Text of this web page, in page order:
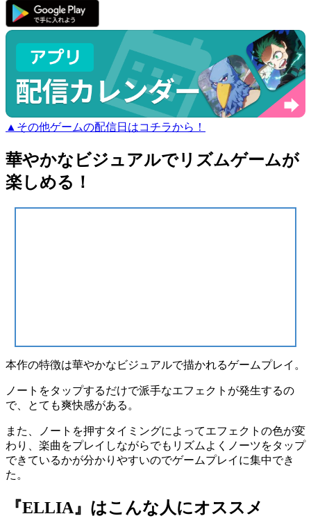
▲その他ゲームの配信日はコチラから！
華やかなビジュアルでリズムゲームが
楽しめる！
本作の特徴は華やかなビジュアルで描かれるゲームプレイ 。
ノートをタップするだけで派手なエフェクトが発生するの
で、とても爽快感がある。
また、
ノートを押すタイミングによってエフェクトの色が変
わり
、楽曲をプレイしながらでもリズムよくノーツをタップ
できているかが分かりやすいのでゲームプレイに集中でき
た。
『ELLIA』はこんな人にオススメ